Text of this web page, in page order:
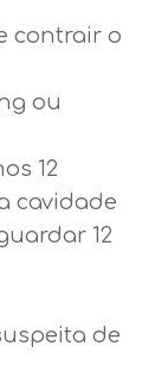
contrair o
ou
12
cavidade
12
de